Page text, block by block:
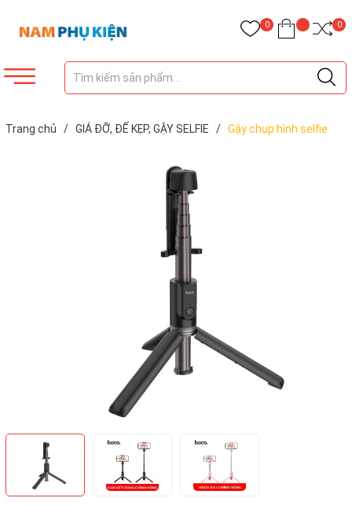
0 0
Trang chủ / GIÁ ĐỠ, ĐẾ KẸP, GẬY SELFIE / Gậy chụp hình selfie